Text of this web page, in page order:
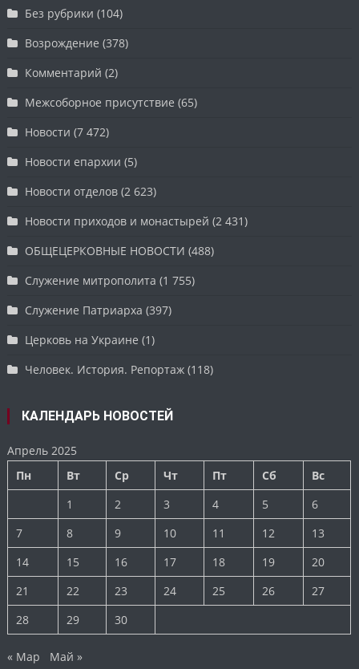
Без рубрики (104)
Возрождение (378)
Комментарий (2)
Межсоборное присутствие (65)
Новости (7 472)
Новости епархии (5)
Новости отделов (2 623)
Новости приходов и монастырей (2 431)
ОБЩЕЦЕРКОВНЫЕ НОВОСТИ (488)
Служение митрополита (1 755)
Служение Патриарха (397)
Церковь на Украине (1)
Человек. История. Репортаж (118)
КАЛЕНДАРЬ НОВОСТЕЙ
Апрель 2025
Пн
Вт Ср Чт Пт Сб
Вс
1
2 3 4 5
6
7
8 9 10 11 12
13
14
15 16 17 18 19
20
21
22 23 24 25 26
27
28
29 30
« Мар Май »